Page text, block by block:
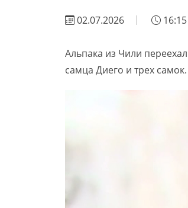
02.07.2026 16:15
Альпака из Чили
самца Диего и трех самок.